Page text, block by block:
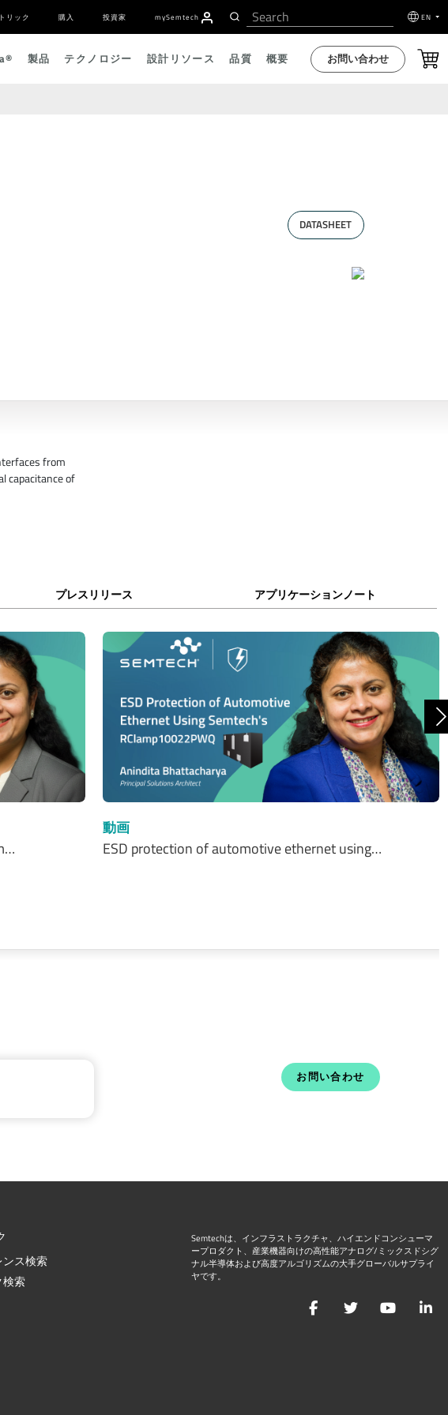
リック 購入 投資家 mySemtech EN
a® 製品 テクノロジー 設計リソース 品質 概要 お問い合わせ
DATASHEET
from
capacitance of
プレスリリース アプリケーションノート
動画
ESD protection of automotive ethernet using…
お問い合わせ
ス検索
索
Semtechは、インフラストラクチャ、ハイエンドコンシューマ
ープロダクト、産業機器向けの高性能アナログ/ミックスドシグ
ナル半導体および高度アルゴリズムの大手グローバルサプライ
ヤです。
FacebookTwitter